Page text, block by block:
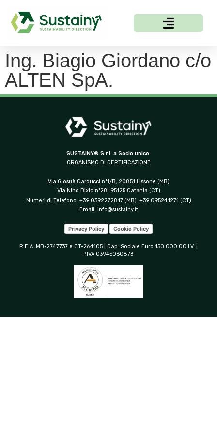
Ing. Biagio Giordano c/o
ALTEN SpA.
SUSTAINY® S.r.l. a Socio unico
ORGANISMO DI CERTIFICAZIONE
Via Giosuè Carducci n°1/B, 20851 Lissone (MB)
Via Nino Bixio n°28, 95125 Catania (CT)
Numeri di Telefono: +39 0392272817 (MB) +39 095241271 (CT)
Email: info@sustainy.it
Privacy Policy Cookie Policy
R.E.A. MB-2747737 e CT-264105 | Cap. Sociale Euro 150.000,00 I.V. |
P.IVA 03945060873